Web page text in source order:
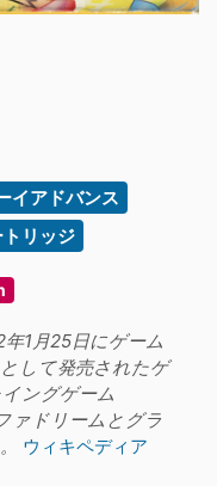
イアドバンス
リッジ
1月25日にゲーム
して発売されたゲ
ングゲーム
ァドリームとグラ
ウィキペディア